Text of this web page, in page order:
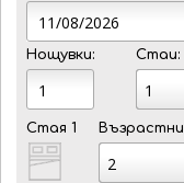
Нощувки: Стаи:
Стая 1 Възрастни